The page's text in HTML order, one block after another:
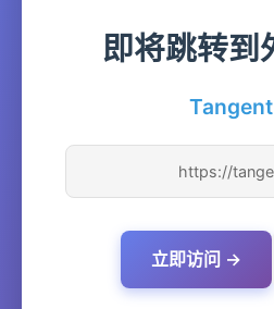
即将跳转到
https://
立即访问 →